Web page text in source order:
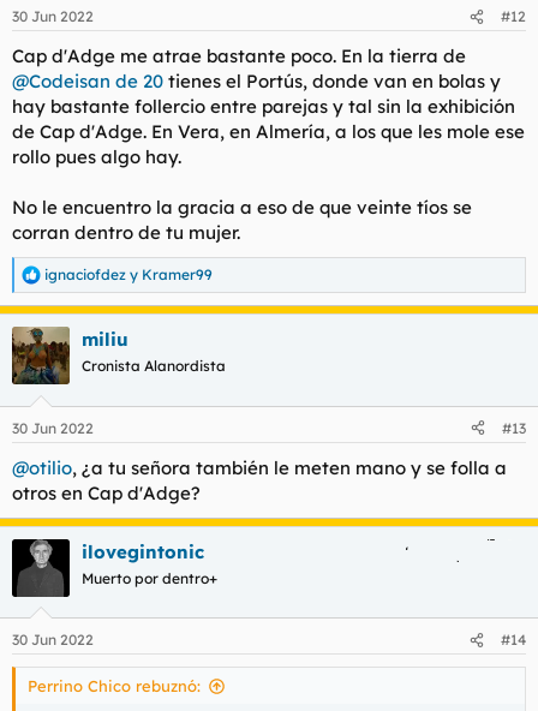
APOFIS VUELVA
30 Jun 2022 #12
Cap d'Adge me atrae bastante poco. En la tierra de
@Codeisan de 20 tienes el Portús, donde van en bolas y
hay bastante follercio entre parejas y tal sin la exhibición
de Cap d'Adge. En Vera, en Almería, a los que les mole ese
rollo pues algo hay.
No le encuentro la gracia a eso de que veinte tíos se
corran dentro de tu mujer.
R
e
c
c
i
e
:
ignaciofdez y Kramer99
miliu
Cronista Alanordista
30 Jun 2022 #13
@otilio, ¿a tu señora también le meten mano y se folla a
otros en Cap d'Adge?
ilovegintonic
Muerto por dentro+
30 Jun 2022 #14
Perrino Chico rebuznó: